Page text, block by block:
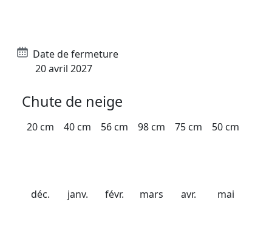
Date de fermeture
20 avril 2027
Chute de neige
20 cm
déc.
40 cm
janv.
56 cm
févr.
98 cm
mars
75 cm
avr.
50 cm
mai